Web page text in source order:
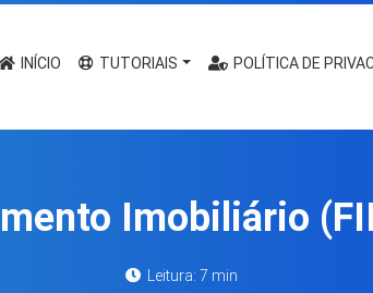
INÍCIO TUTORIAIS POLÍTICA DE
Imobiliário
Leitura: 7 min